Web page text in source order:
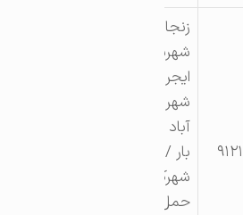
زنجان
شهرستان
ایجرود
شهر زرین
آباد پایانه
شهرک
حمل و